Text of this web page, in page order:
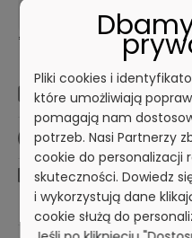
DO
* - Pole wymagane
Dostępność: duża
Wysyłka w: 24
Dostawa: 19,00 zł -
sprawdź formy dostawy
Pliki cookies i
które umożliwiają
pomagają nam
potrzeb. Nasi Partnerzy
cookie do personalizacji
skuteczności. Dowiedz
i wykorzystują dane
cookie służą do